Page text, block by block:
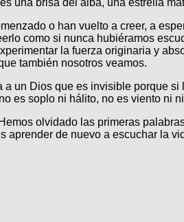
o han vuelto a creer, a
como si nunca hubiéramos
la fuerza originaria y
también nosotros veamos.
a un Dios que es invisible porque
es soplo ni hálito, no es viento ni
olvidado las primeras
aprender de nuevo a escuchar la